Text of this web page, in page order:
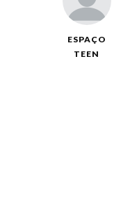
ESPAÇO
TEEN